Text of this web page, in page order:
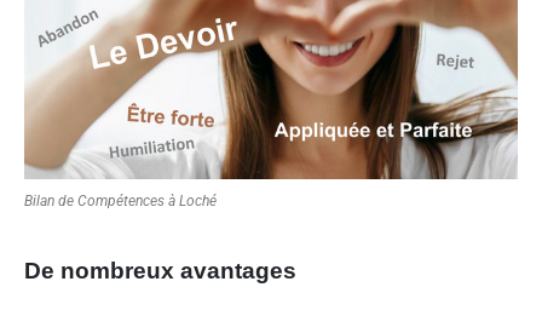
Bilan de Compétences à Loché
De nombreux avantages